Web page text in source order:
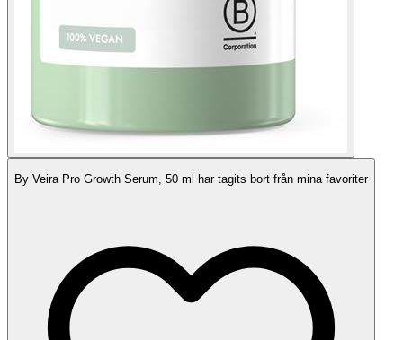
By Veira Pro Growth Serum, 50 ml har tagits bort från mina favoriter